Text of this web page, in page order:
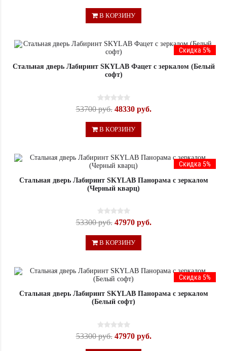
В КОРЗИНУ
Скидка 5%
Стальная дверь Лабиринт SKYLAB Фацет с зеркалом (Белый
софт)
53700 руб. 48330 руб.
В КОРЗИНУ
Скидка 5%
Стальная дверь Лабиринт SKYLAB Панорама с зеркалом
(Черный кварц)
53300 руб. 47970 руб.
В КОРЗИНУ
Скидка 5%
Стальная дверь Лабиринт SKYLAB Панорама с зеркалом
(Белый софт)
53300 руб. 47970 руб.